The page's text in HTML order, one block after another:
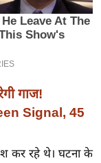
गाज!
Signal, 45
कर रहे थे। घटना के